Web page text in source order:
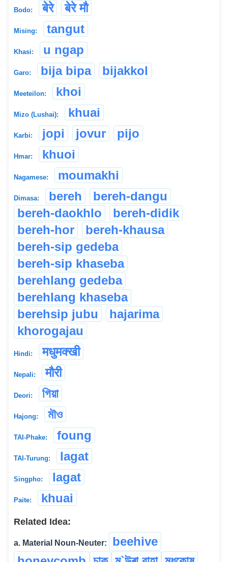
Bodo: बेरे बेरे मौ
Mising: tangut
Khasi: u ngap
Garo: bija bipa bijakkol
Meeteilon: khoi
Mizo (Lushai): khuai
Karbi: jopi jovur pijo
Hmar: khuoi
Nagamese: moumakhi
Dimasa: bereh
bereh-dangu
bereh-daokhlo
bereh-didik
bereh-hor
bereh-khausa
bereh-sip gedeba
bereh-sip khaseba
berehlang gedeba
berehlang khaseba
berehsip jubu
hajarima
khorogajau
Hindi: मधुमक्खी
Nepali: मौरी
Deori: গিয়া
Hajong: মৗও
TAI-Phake: foung
TAI-Turung: lagat
Singpho: lagat
Paite: khuai
Related Idea:
a. Material Noun-Neuter:
beehive